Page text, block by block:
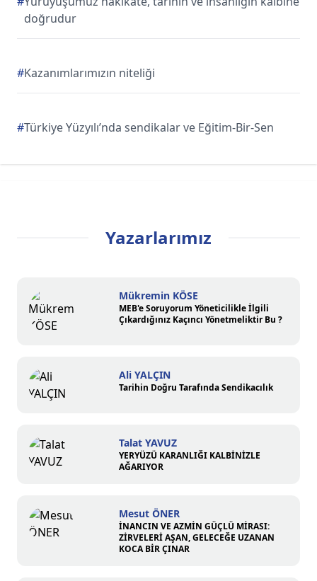
doğrudur
#Kazanımlarımızın niteliği
#Türkiye Yüzyılı’nda sendikalar ve Eğitim-Bir-Sen
Yazarlarımız
Mükremin KÖSE
MEB'e Soruyorum Yöneticilikle İlgili
Çıkardığınız Kaçıncı Yönetmeliktir Bu ?
Ali YALÇIN
Tarihin Doğru Tarafında Sendikacılık
Talat YAVUZ
YERYÜZÜ KARANLIĞI KALBİNİZLE
AĞARIYOR
Mesut ÖNER
İNANCIN VE AZMİN GÜÇLÜ MİRASI:
ZİRVELERİ AŞAN, GELECEĞE UZANAN
KOCA BİR ÇINAR